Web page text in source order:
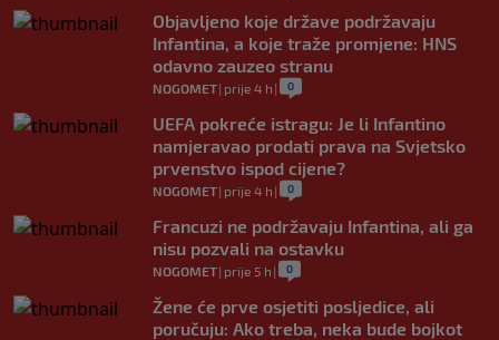
Objavljeno koje države podržavaju
Infantina, a koje traže promjene: HNS
odavno zauzeo stranu
NOGOMET| prije 4 h | 0
UEFA pokreće istragu: Je li Infantino
namjeravao prodati prava na Svjetsko
prvenstvo ispod cijene?
NOGOMET| prije 4 h | 0
Francuzi ne podržavaju Infantina, ali ga
nisu pozvali na ostavku
NOGOMET| prije 5 h | 0
Žene će prve osjetiti posljedice, ali
poručuju: Ako treba, neka bude bojkot